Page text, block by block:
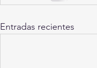
Entradas recientes